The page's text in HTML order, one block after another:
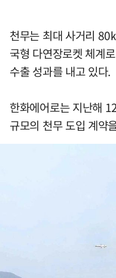
천무는 최대 사거리 80
국형 다연장로켓 체계
수출 성과를 내고 있다.
한화에어로는 지난해
규모의 천무 도입 계약